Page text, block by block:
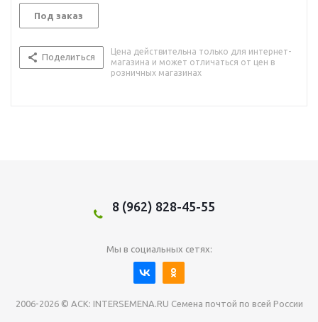
Под заказ
Поделиться
Цена действительна только для интернет-
магазина и может отличаться от цен в
розничных магазинах
8 (962) 828-45-55
Мы в социальных сетях:
2006-2026 © АСК: INTERSEMENA.RU Семена почтой по всей России